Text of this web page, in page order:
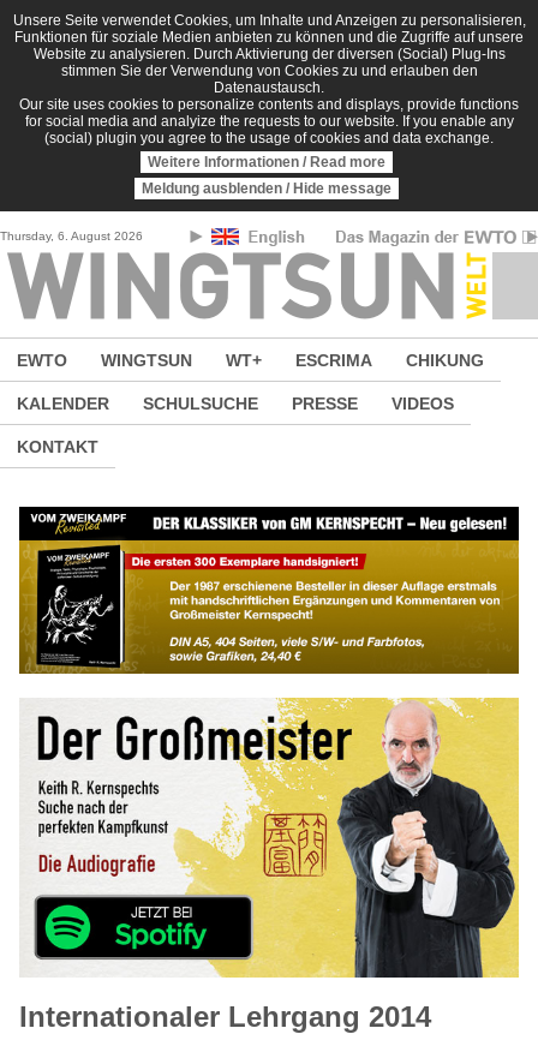
Direkt zum Inhalt
Unsere Seite verwendet Cookies, um Inhalte und Anzeigen zu personalisieren,
Funktionen für soziale Medien anbieten zu können und die Zugriffe auf unsere
Website zu analysieren. Durch Aktivierung der diversen (Social) Plug-Ins
stimmen Sie der Verwendung von Cookies zu und erlauben den
Datenaustausch.
Our site uses cookies to personalize contents and displays, provide functions
for social media and analyize the requests to our website. If you enable any
(social) plugin you agree to the usage of cookies and data exchange.
Weitere Informationen / Read more
Meldung ausblenden / Hide message
Thursday, 6. August 2026
EWTO WINGTSUN WT+ ESCRIMA CHIKUNG
KALENDER SCHULSUCHE PRESSE VIDEOS
KONTAKT
Internationaler Lehrgang 2014